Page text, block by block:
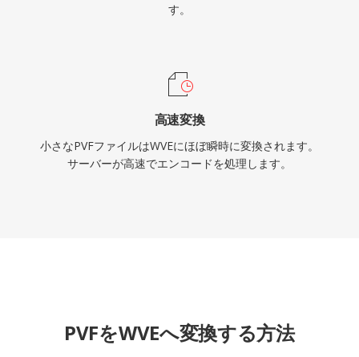
す。
高速変換
小さなPVFファイルはWVEにほぼ瞬時に変換されます。
サーバーが高速でエンコードを処理します。
PVFをWVEへ変換する方法